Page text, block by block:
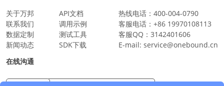
关于万邦
联系我们
数据定制
新闻动态
API文档
调用示例
测试工具
SDK下载
热线电话： 400-004-0790
客服电话： +86 19970108113
客服QQ： 3142401606
E-mail: service@onebound.cn
在线沟通